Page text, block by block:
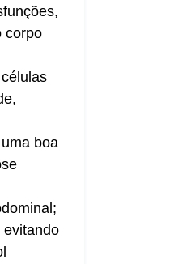
corpo
boa
evitando